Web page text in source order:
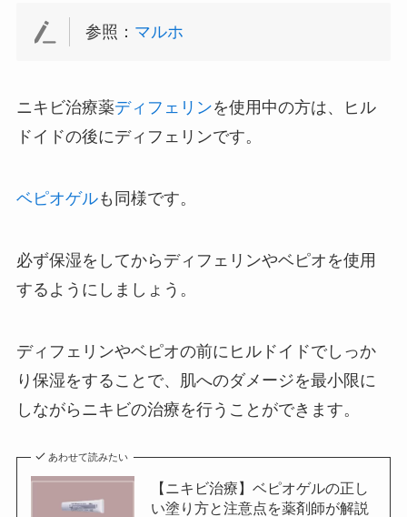
参照： マルホ
ニキビ治療薬ディフェリンを使用中の方は、ヒル
ドイドの後にディフェリンです。
ベピオゲルも同様です。
必ず保湿をしてからディフェリンやベピオを使用
するようにしましょう。
ディフェリンやベピオの前にヒルドイドでしっか
り保湿をすることで、肌へのダメージを最小限に
しながらニキビの治療を行うことができます。
あわせて読みたい
【ニキビ治療】ベピオゲルの正し
い塗り方と注意点を薬剤師が解説